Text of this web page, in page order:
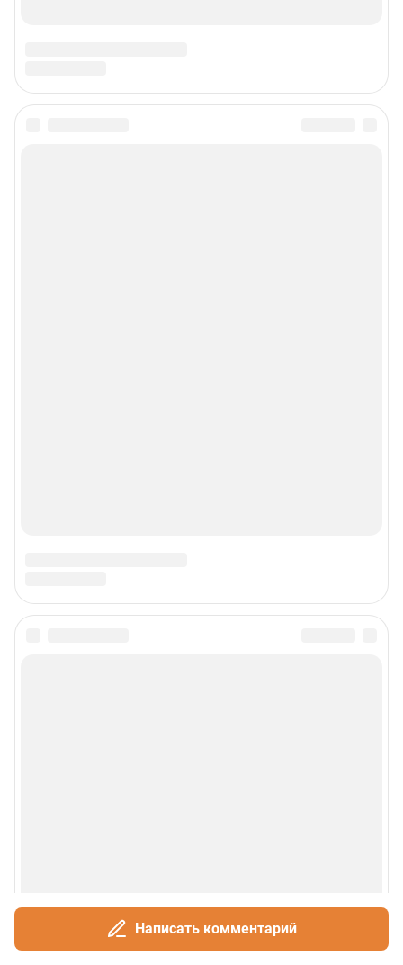
Написать комментарий